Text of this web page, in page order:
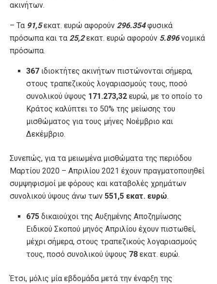
ακινήτων.
– Τα 91,5εκατ. ευρώ αφορούν 296.354φυσικά
πρόσωπα και τα 25,2εκατ. ευρώ αφορούν 5.896νομικά
πρόσωπα.
367 ιδιοκτήτες ακινήτων πιστώνονται σήμερα,
στους τραπεζικούς λογαριασμούς τους, ποσό
συνολικού ύψους 171.273,32 ευρώ, με το οποίο το
Κράτος καλύπτει το 50% της μείωσης του
μισθώματος για τους μήνες Νοέμβριο και
Δεκέμβριο.
Συνεπώς, για τα μειωμένα μισθώματα της περιόδου
Μαρτίου 2020 – Απριλίου 2021 έχουν πραγματοποιηθεί
συμψηφισμοί με φόρους και καταβολές χρημάτων
συνολικού ύψους άνω των 551,5 εκατ. ευρώ.
675δικαιούχοι της Αυξημένης Αποζημίωσης
Ειδικού Σκοπού μηνός Απριλίου έχουν πιστωθεί,
μέχρι σήμερα, στους τραπεζικούς λογαριασμούς
τους, ποσό συνολικού ύψους 78 εκατ. ευρώ.
Έτσι, μόλις μία εβδομάδα μετά την έναρξη της